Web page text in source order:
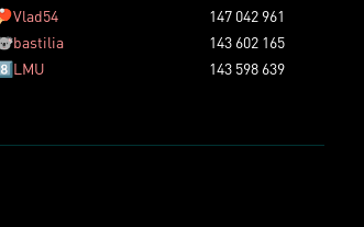
🏓Vlad54
147 042 961
bastilia
143 602 165
LMU 143 598 639